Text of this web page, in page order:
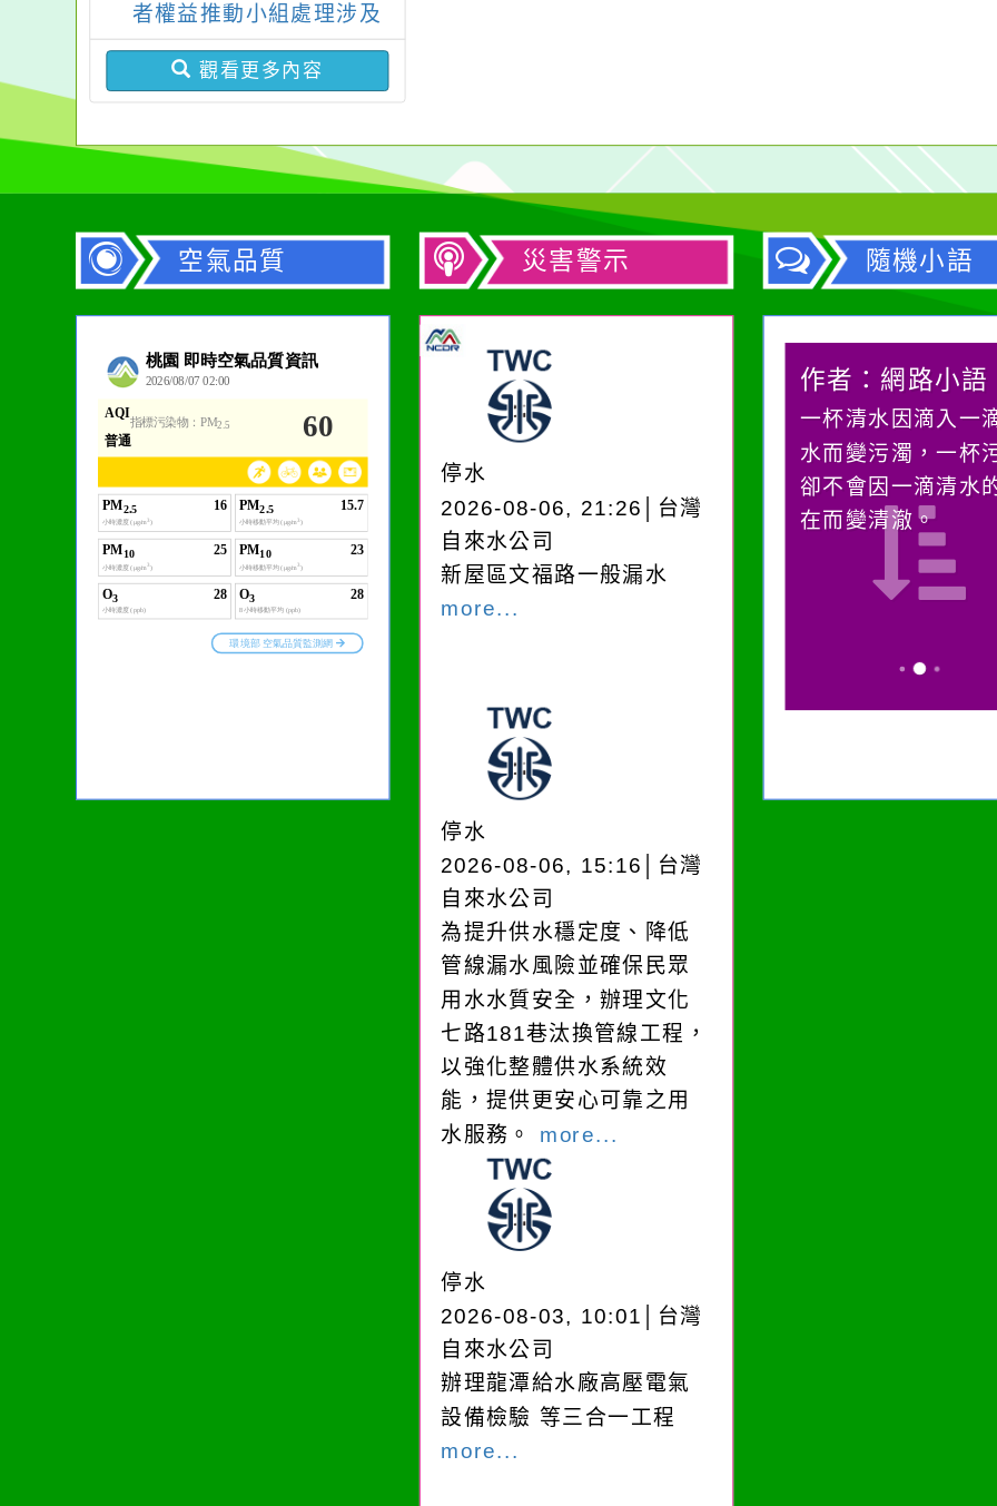
份，請查照。
者權益推動小組處理涉及
違反身心障礙者權利公約
申訴案件作業原則」
觀看更多內容
空氣品質 災害警示
停水
2026-08-06, 21:26│台灣
自來水公司
新屋區文福路一般漏水
more...
停水
2026-08-06, 15:16│台灣
自來水公司
為提升供水穩定度、降低
管線漏水風險並確保民眾
用水水質安全，辦理文化
七路181巷汰換管線工程，
以強化整體供水系統效
能，提供更安心可靠之用
水服務。 more...
停水
2026-08-03, 10:01│台灣
自來水公司
辦理龍潭給水廠高壓電氣
設備檢驗 等三合一工程
more...
隨機小語
生活是一面鏡子。你對
它笑，它就對你笑；你
對它哭，它也對你哭。
作者：網路小語
一杯清水因滴入一滴污
在而變清澈。
作者：網路小語
在實現理想的路途
必須排除一切干擾
別是要看清那些美
誘惑。